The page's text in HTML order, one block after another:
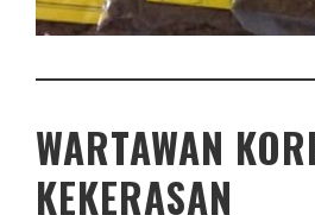
WARTAWAN
KEKERASAN